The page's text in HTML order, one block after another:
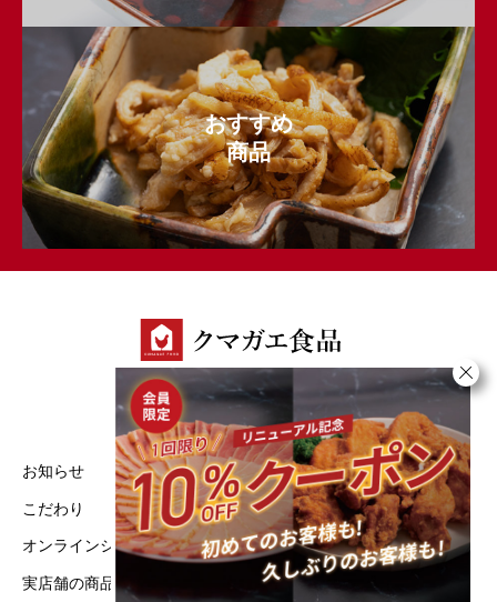
おすすめ
商品
お知らせ
こだわり
オンラインショップ
実店舗の商品一覧
実店舗の商品一覧
特定商取引法に基づく表記
プライバシーポリシー